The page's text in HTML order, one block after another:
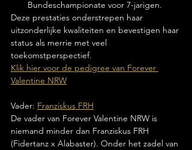
Bundeschampionate voor 7-jarigen.
Deze prestaties onderstrepen haar
uitzonderlijke kwaliteiten en bevestigen haar
status als merrie met veel
toekomstperspectief.
Klik hier voor de pedigree van Forever
Valentine NRW
Vader: Franziskus FRH
De vader van Forever Valentine NRW is
niemand minder dan Franziskus FRH
(Fidertanz x Alabaster). Onder het zadel van